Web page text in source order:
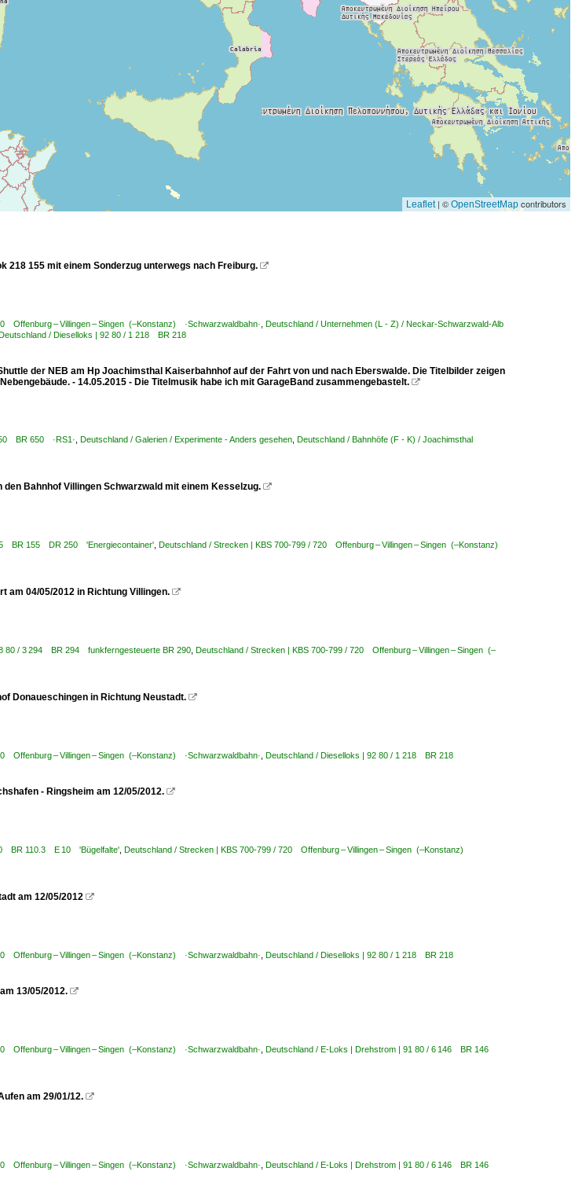
Leaflet | © OpenStreetMap contributors
218 155 mit einem Sonderzug unterwegs nach Freiburg. 
Offenburg – Villingen – Singen (–Konstanz) ·Schwarzwaldbahn· Deutschland / Unternehmen (L - Z) / Neckar-Schwarzwald-Alb
/ Dieselloks | 92 80 / 1 218 BR 218
der NEB am Hp Joachimsthal Kaiserbahnhof auf der Fahrt von und nach Eberswalde. Die Titelbilder zeigen
- 14.05.2015 - Die Titelmusik habe ich mit GarageBand zusammengebastelt. 
BR 650 ·RS1· Deutschland / Galerien / Experimente - Anders gesehen Deutschland / Bahnhöfe (F - K) / Joachimsthal
den Bahnhof Villingen Schwarzwald mit einem Kesselzug. 
BR 155 DR 250 'Energiecontainer' Deutschland / Strecken | KBS 700-799 / 720 Offenburg – Villingen – Singen (–Konstanz)
am 04/05/2012 in Richtung Villingen. 
80 / 3 294 BR 294 funkferngesteuerte BR 290 Deutschland / Strecken | KBS 700-799 / 720 Offenburg – Villingen – Singen (–
Donaueschingen in Richtung Neustadt. 
Offenburg – Villingen – Singen (–Konstanz) ·Schwarzwaldbahn· Deutschland / Dieselloks | 92 80 / 1 218 BR 218
- Ringsheim am 12/05/2012. 
BR 110.3 E 10 'Bügelfalte' Deutschland / Strecken | KBS 700-799 / 720 Offenburg – Villingen – Singen (–Konstanz)
am 12/05/2012 
Offenburg – Villingen – Singen (–Konstanz) ·Schwarzwaldbahn· Deutschland / Dieselloks | 92 80 / 1 218 BR 218
13/05/2012. 
Offenburg – Villingen – Singen (–Konstanz) ·Schwarzwaldbahn· Deutschland / E-Loks | Drehstrom | 91 80 / 6 146 BR 146
am 29/01/12. 
Offenburg – Villingen – Singen (–Konstanz) ·Schwarzwaldbahn· Deutschland / E-Loks | Drehstrom | 91 80 / 6 146 BR 146